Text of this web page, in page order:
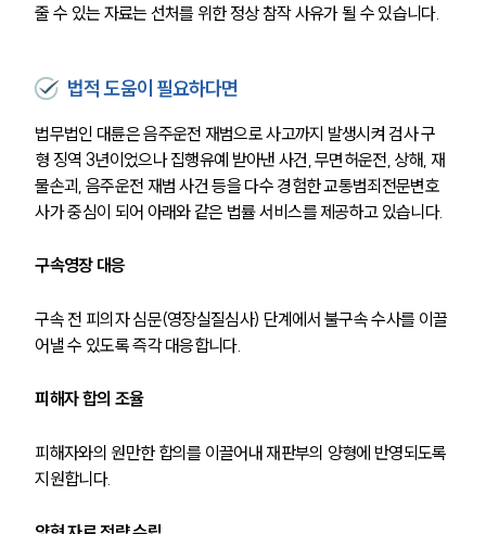
줄 수 있는 자료는 선처를 위한 정상 참작 사유가 될 수 있습니다.
법적 도움이 필요하다면
법무법인 대륜은 음주운전 재범으로 사고까지 발생시켜 검사 구
형 징역 3년이었으나 집행유예 받아낸 사건, 무면허운전, 상해, 재
물손괴, 음주운전 재범 사건 등을 다수 경험한 교통범죄전문변호
사가 중심이 되어 아래와 같은 법률 서비스를 제공하고 있습니다.
구속영장 대응
구속 전 피의자 심문(영장실질심사) 단계에서 불구속 수사를 이끌
어낼 수 있도록 즉각 대응합니다.
피해자 합의 조율
피해자와의 원만한 합의를 이끌어내 재판부의 양형에 반영되도록
지원합니다.